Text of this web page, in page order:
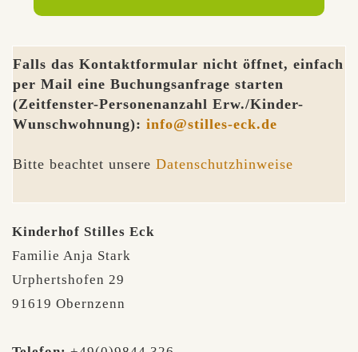
Falls das Kontaktformular nicht öffnet, einfach
per Mail eine Buchungsanfrage starten
(Zeitfenster-Personenanzahl Erw./Kinder-
Wunschwohnung): info@stilles-eck.de
Bitte beachtet unsere Datenschutzhinweise
Kinderhof Stilles Eck
Familie Anja Stark
Urphertshofen 29
91619 Obernzenn